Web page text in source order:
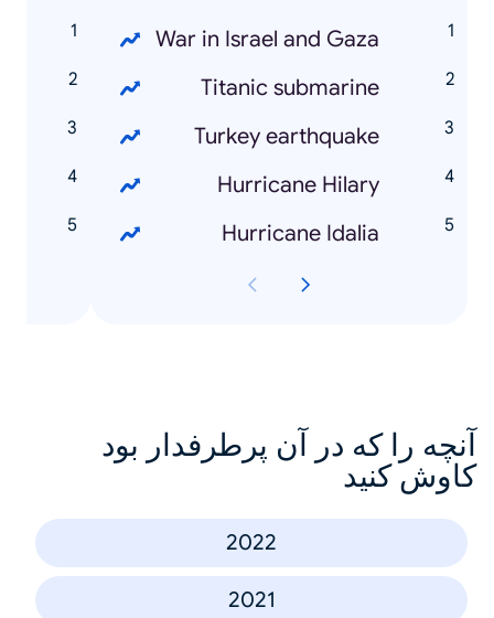
War in Israel and Gaza
Titanic submarine
Turkey earthquake
Hurricane Hilary
Hurricane Idalia
آنچه را که در آن پرطرفدار بود
کاوش کنید
2022
2021